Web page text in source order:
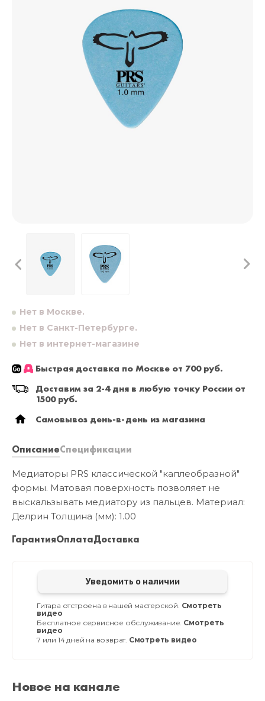
Нет в Москве.
Нет в Санкт-Петербурге.
Нет в интернет-магазине
Быстрая доставка по Москве от 700 руб.
Доставим за 2-4 дня в любую точку России от
1500 руб.
Самовывоз день-в-день из магазина
ОписаниеСпецификации
Медиаторы PRS классической "каплеобразной"
формы. Матовая поверхность позволяет не
выскальзывать медиатору из пальцев. Материал:
Делрин Толщина (мм): 1.00
ГарантияОплатаДоставка
Уведомить о наличии
Гитара отстроена в нашей мастерской. Смотреть
видео
Бесплатное сервисное обслуживание. Смотреть
видео
7 или 14 дней на возврат. Смотреть видео
Новое на канале